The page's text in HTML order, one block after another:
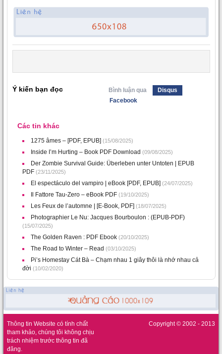
Ý kiến bạn đọc Bình luận qua
Disqus
Facebook
Các tin khác
1275 âmes – [PDF, EPUB] (15/08/2025)
Inside I’m Hurting – Book PDF Download (09/08/2025)
Der Zombie Survival Guide: Überleben unter Untoten | EPUB
PDF (23/11/2025)
El espectáculo del vampiro | eBook [PDF, EPUB] (24/07/2025)
Il Fattore Tau-Zero – eBook PDF (19/10/2025)
Les Feux de l’automne | [E-Book, PDF] (18/07/2025)
Photographier Le Nu: Jacques Bourboulon : (EPUB-PDF)
(15/07/2025)
The Golden Raven : PDF Ebook (20/10/2025)
The Road to Winter – Read (03/10/2025)
Pi’s Homestay Cát Bà – Chạm nhau 1 giây thôi là nhớ nhau cả
đời (10/02/2020)
Thông tin Website có tính chất
tham khảo, chúng tôi không chịu
trách nhiệm trước thông tin đã
đăng.
Copyright © 2002 - 2013